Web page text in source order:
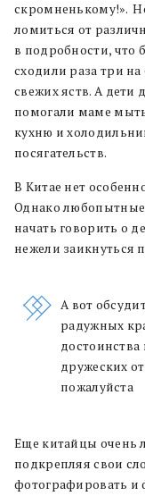
скромненькому!».
ломиться от
в подробности, что
сходили раза три
свежих яств. А дети
помогали маме
кухню и
посягательств.
В Китае нет
Однако любопытные
начать говорить о
нежели заикнуться
А вот
радужных
дружеских
пожалуйста
Еще китайцы очень
подкрепляя свои
фотографировать и